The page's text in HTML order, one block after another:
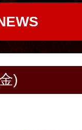
)